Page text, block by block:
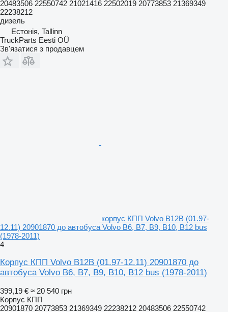
20483506 22550742 21021416 22502019 20773853 21369349
22238212
дизель
Естонія, Tallinn
TruckParts Eesti OÜ
Зв'язатися з продавцем
корпус КПП Volvo B12B (01.97-
12.11) 20901870 до автобуса Volvo B6, B7, B9, B10, B12 bus
(1978-2011)
4
Корпус КПП Volvo B12B (01.97-12.11) 20901870 до
автобуса Volvo B6, B7, B9, B10, B12 bus (1978-2011)
399,19 € ≈ 20 540 грн
Корпус КПП
20901870 20773853 21369349 22238212 20483506 22550742